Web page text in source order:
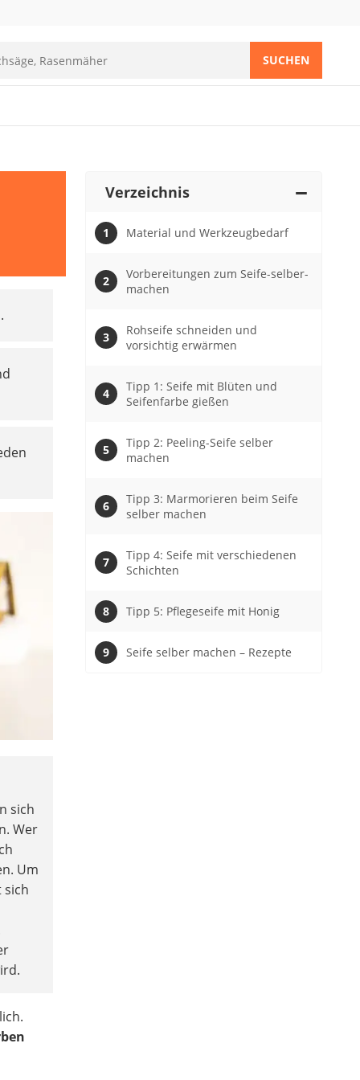
SUCHEN
sich
Wer
Um
sich
Verzeichnis
Material und Werkzeugbedarf
Vorbereitungen zum Seife-selber-
machen
Rohseife schneiden und
vorsichtig erwärmen
Tipp 1: Seife mit Blüten und
Seifenfarbe gießen
Tipp 2: Peeling-Seife selber
machen
Tipp 3: Marmorieren beim Seife
selber machen
Tipp 4: Seife mit verschiedenen
Schichten
Tipp 5: Pflegeseife mit Honig
Seife selber machen – Rezepte